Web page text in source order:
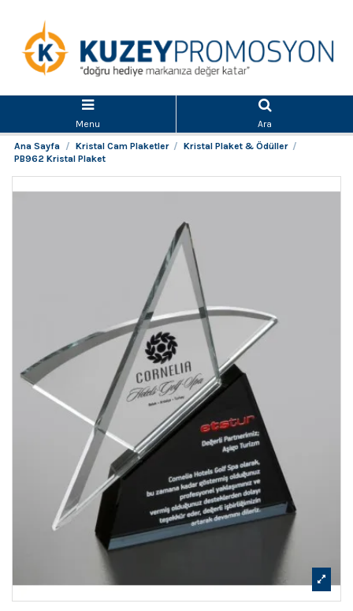
Menu
Ara
Ana Sayfa
Kristal Cam Plaketler
Kristal Plaket & Ödüller
PB962 Kristal Plaket